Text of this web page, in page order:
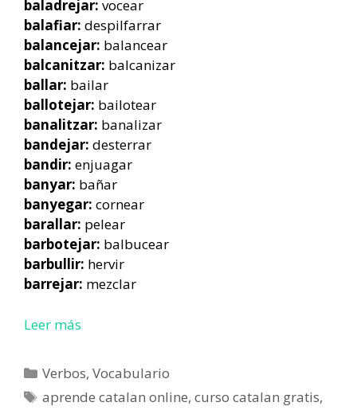
baladrejar: vocear
balafiar: despilfarrar
balancejar: balancear
balcanitzar: balcanizar
ballar: bailar
ballotejar: bailotear
banalitzar: banalizar
bandejar: desterrar
bandir: enjuagar
banyar: bañar
banyegar: cornear
barallar: pelear
barbotejar: balbucear
barbullir: hervir
barrejar: mezclar
Leer más
Categorías
Verbos,Vocabulario
Etiquetas
aprende catalan online,curso catalan gratis,